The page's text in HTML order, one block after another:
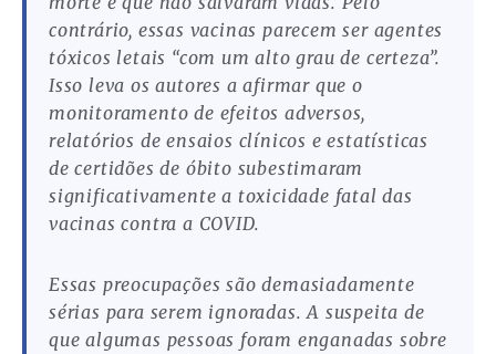
contrário, essas vacinas parecem ser agentes
tóxicos letais “com um alto grau de certeza”.
Isso leva os autores a afirmar que o
monitoramento de efeitos adversos,
relatórios de ensaios clínicos e estatísticas
de certidões de óbito subestimaram
significativamente a toxicidade fatal das
vacinas contra a COVID.
Essas preocupações são demasiadamente
sérias para serem ignoradas. A suspeita de
que algumas pessoas foram enganadas sobre